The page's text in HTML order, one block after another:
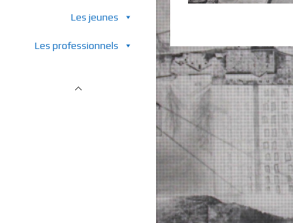
Les jeunes
Les professionnels